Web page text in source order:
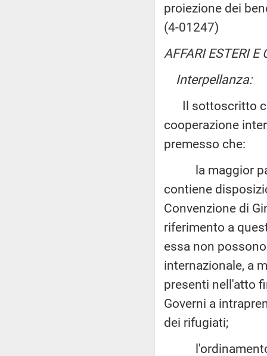
proiezione dei
(4-01247)
AFFARI ESTERI E
Interpellanza:
Il sottoscritto
cooperazione
premesso che:
la maggior
contiene
Convenzione di
riferimento a
essa non
internazionale, a
presenti nell'atto
Governi a
dei rifugiati;
l'ordinamento